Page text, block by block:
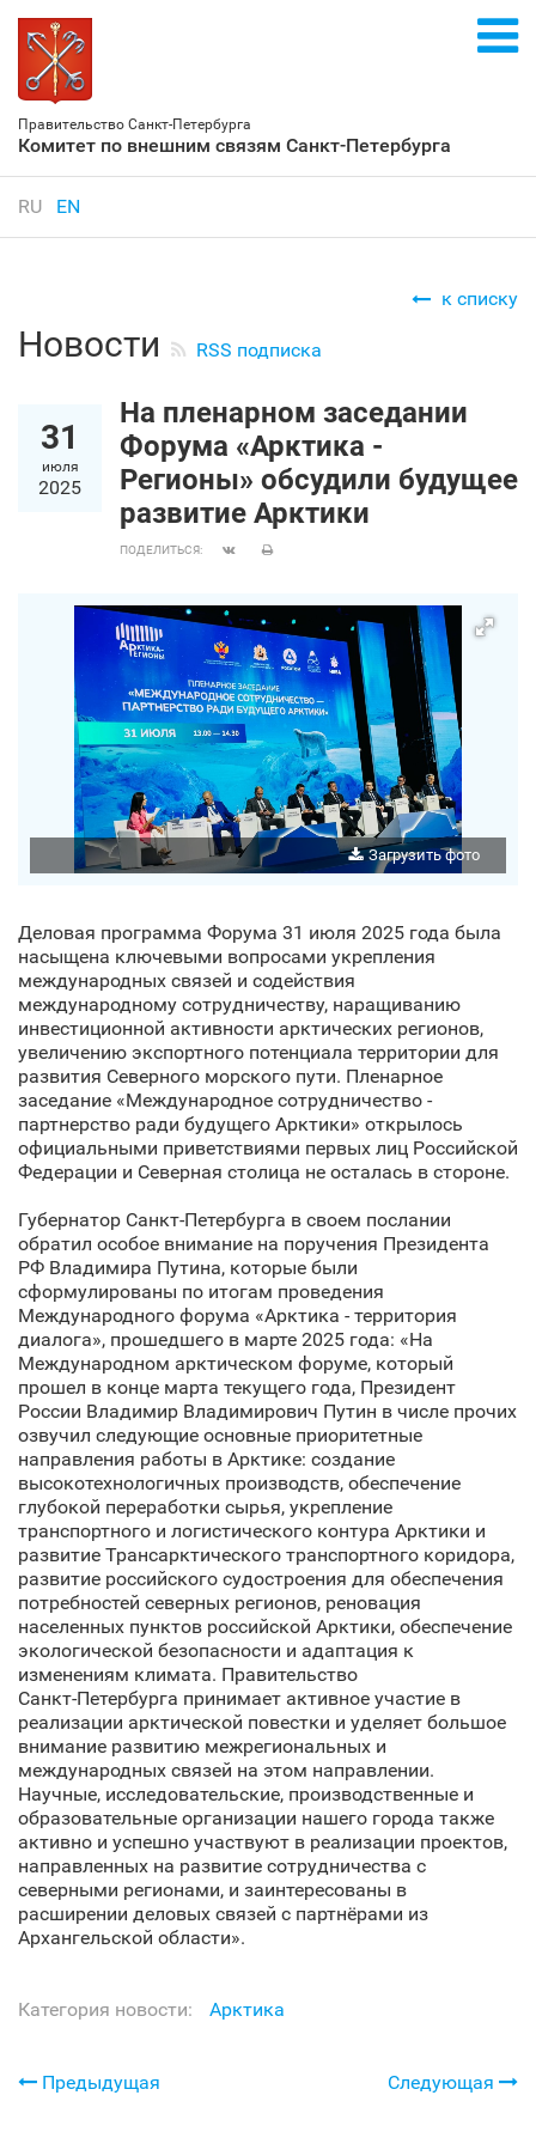
Правительство Санкт‑Петербурга
Комитет по внешним связям Санкт‑Петербурга
RU EN
к списку
Новости RSS подписка
31
июля
2025
На пленарном заседании
Форума «Арктика -
Регионы» обсудили будущее
развитие Арктики
ПОДЕЛИТЬСЯ:
Загрузить фото
Деловая программа Форума 31 июля 2025 года была
насыщена ключевыми вопросами укрепления
международных связей и содействия
международному сотрудничеству, наращиванию
инвестиционной активности арктических регионов,
увеличению экспортного потенциала территории для
развития Северного морского пути. Пленарное
заседание «Международное сотрудничество -
партнерство ради будущего Арктики» открылось
официальными приветствиями первых лиц Российской
Федерации и Северная столица не осталась в стороне.
Губернатор Санкт‑Петербурга в своем послании
обратил особое внимание на поручения Президента
РФ Владимира Путина, которые были
сформулированы по итогам проведения
Международного форума «Арктика - территория
диалога», прошедшего в марте 2025 года: «На
Международном арктическом форуме, который
прошел в конце марта текущего года, Президент
России Владимир Владимирович Путин в числе прочих
озвучил следующие основные приоритетные
направления работы в Арктике: создание
высокотехнологичных производств, обеспечение
глубокой переработки сырья, укрепление
транспортного и логистического контура Арктики и
развитие Трансарктического транспортного коридора,
развитие российского судостроения для обеспечения
потребностей северных регионов, реновация
населенных пунктов российской Арктики, обеспечение
экологической безопасности и адаптация к
изменениям климата. Правительство
Санкт‑Петербурга принимает активное участие в
реализации арктической повестки и уделяет большое
внимание развитию межрегиональных и
международных связей на этом направлении.
Научные, исследовательские, производственные и
образовательные организации нашего города также
активно и успешно участвуют в реализации проектов,
направленных на развитие сотрудничества с
северными регионами, и заинтересованы в
расширении деловых связей с партнёрами из
Архангельской области».
Категория новости: Арктика
Предыдущая Следующая